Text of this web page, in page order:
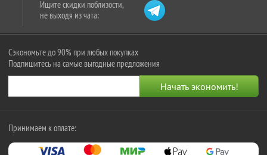
Ищите скидки поблизости,
не выходя из чата:
Сэкономьте до 90% при любых покупках
Подпишитесь на самые выгодные предложения
Принимаем к оплате: